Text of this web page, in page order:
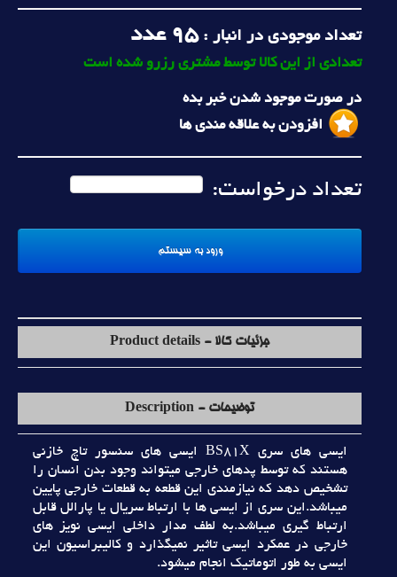
تعداد موجودی در انبار :95 عدد
تعدادی از این کالا توسط مشتری رزرو شده است
در صورت موجود شدن خبر بده
افزودن به علاقه مندی ها
تعداد درخواست:
جزئیات کالا - Product details
توضیحات - Description
ايسي هاي سري BS81X ايسي هاي سنسور تاچ خازني
هستند که توسط پدهاي خارجي ميتواند وجود بدن انسان را
تشخيص دهد که نيازمندي اين قطعه به قطعات خارجي پايين
ميباشد.اين سري از ايسي ها با ارتباط سريال يا پارالل قابل
ارتباط گيري ميباشد.به لطف مدار داخلي ايسي نويز هاي
خارجي در عمکرد ايسي تاثير نميگذارد و کاليبراسيون اين
ايسي به طور اتوماتيک انجام ميشود.